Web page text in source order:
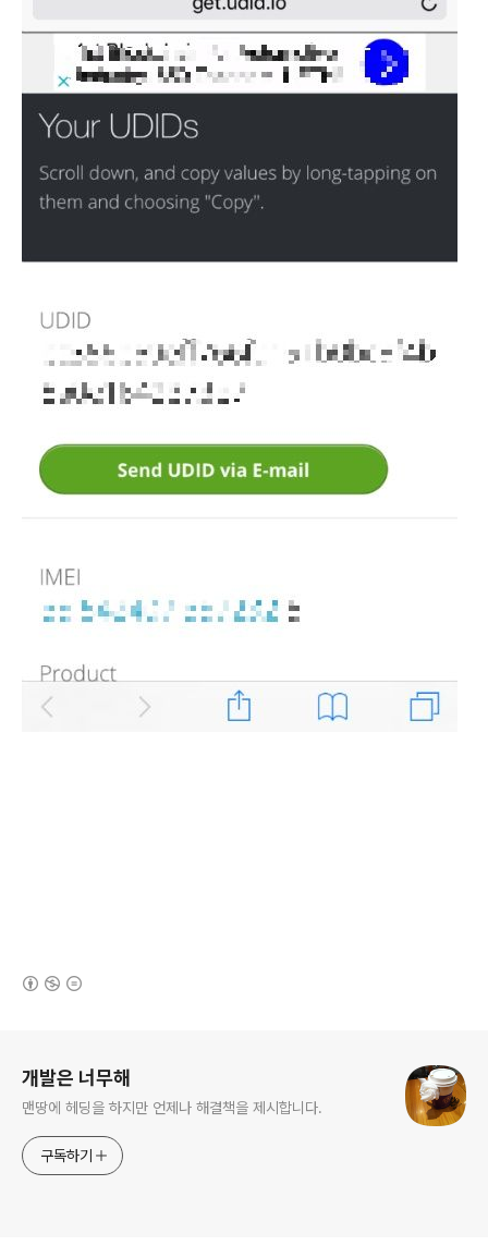
개발은 너무해
맨땅에 헤딩을 하지만 언제나 해결책을 제시합니다.
구독하기